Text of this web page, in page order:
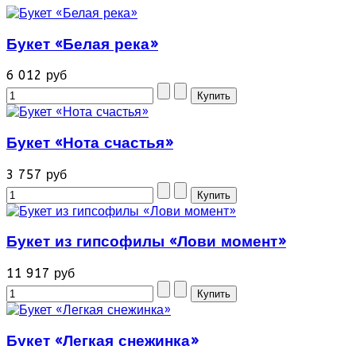
Букет «Белая река»
6 012 руб
Букет «Нота счастья»
3 757 руб
Букет из гипсофилы «Лови момент»
11 917 руб
Букет «Легкая снежинка»